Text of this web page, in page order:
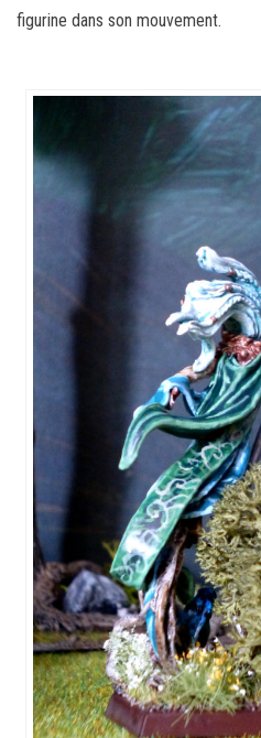
figurine dans son mouvement.